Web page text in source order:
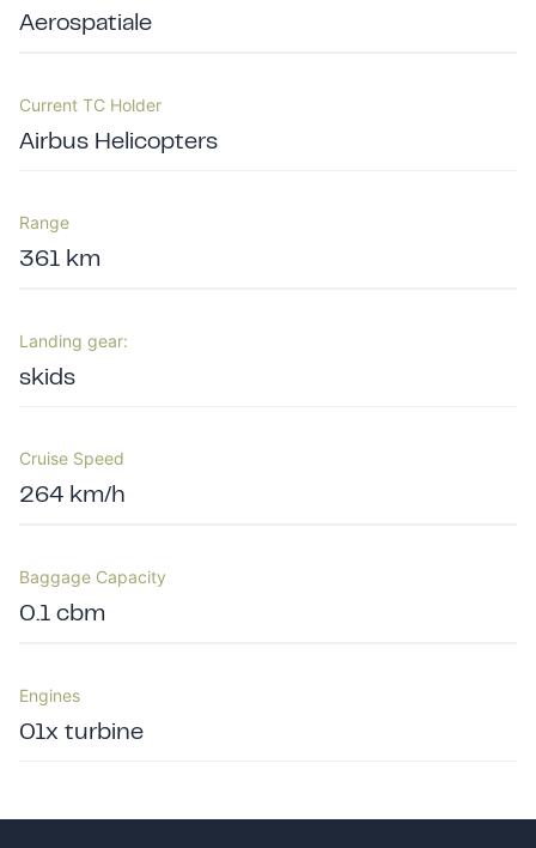
Aerospatiale
Current TC Holder
Airbus Helicopters
Range
361 km
Landing gear:
skids
Cruise Speed
264 km/h
Baggage Capacity
0.1 cbm
Engines
01x turbine